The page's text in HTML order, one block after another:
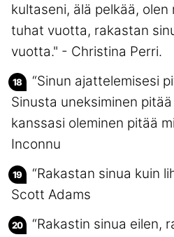
kultaseni, älä pelkää,
tuhat vuotta, rakastan
vuotta." - Christina Perri.
“Sinun ajattelemisesi
Sinusta uneksiminen
kanssasi oleminen pitää
Inconnu
“Rakastan sinua kuin
Scott Adams
“Rakastin sinua eilen,